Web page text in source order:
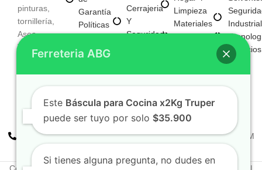
pinturas,
tornillería,
Aseo,
Tecnología,
entre
otros
Garantía
Políticas
Privacidad
Cerrajeria
Y
Seguridad
Iluminacion
Fijaciones
Y
Tornilleria
Limpieza
Materiales
Para
Construccion
Mayorista
De Negocio
Nuevo
Industrial
Servicios
+57 310 2938411
FERREPINTURASABG123@GMAIL.COM
Ferreteria ABG
Este Báscula para Cocina x2Kg Truper
puede ser tuyo por solo $35.900
Si tienes alguna pregunta, no dudes en